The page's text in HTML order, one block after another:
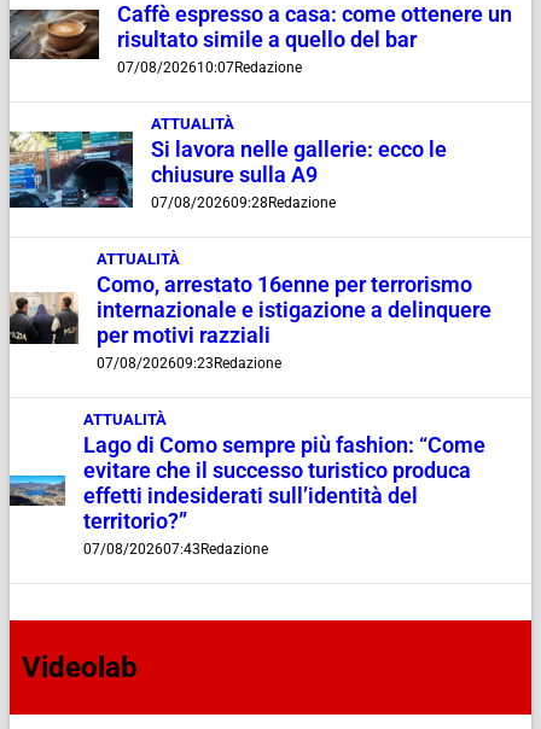
Caffè espresso a casa: come ottenere un
risultato simile a quello del bar
07/08/202610:07Redazione
ATTUALITÀ
Si lavora nelle gallerie: ecco le
chiusure sulla A9
07/08/202609:28 Redazione
ATTUALITÀ
Como, arrestato 16enne per terrorismo
internazionale e istigazione a delinquere
per motivi razziali
07/08/202609:23 Redazione
ATTUALITÀ
Lago di Como sempre più fashion: “Come
evitare che il successo turistico produca
effetti indesiderati sull’identità del
territorio?”
07/08/202607:43 Redazione
Videolab